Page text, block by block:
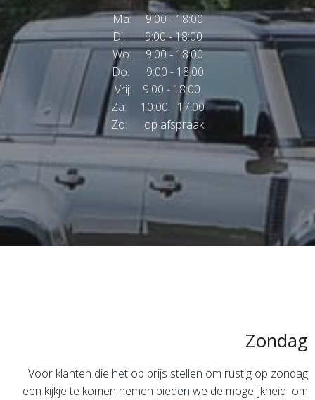
Ma: 9:00 - 18:00
Di: 9:00 - 18:00
Wo: 9:00 - 18:00
Do: 9:00 - 18:00
Vrij: 9:00 - 18:00
Za: 10:00 - 17:00
Zo: op afspraak
Zondag
Voor klanten die het op prijs stellen om rustig op zondag
een kijkje te komen nemen bieden we de mogelijkheid om